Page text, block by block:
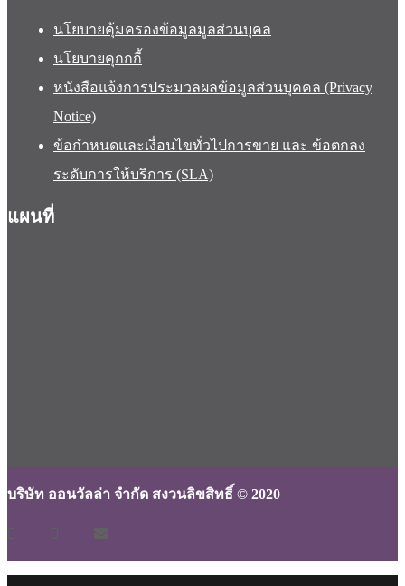
นโยบายคุ้มครองข้อมูลมูลส่วนบุคล
นโยบายคุกกกี้
หนังสือแจ้งการประมวลผลข้อมูลส่วนบุคคล (Privacy
Notice)
ข้อกำหนดและเงื่อนไขทั่วไปการขาย และ ข้อตกลง
ระดับการให้บริการ (SLA)
แผนที่
บริษัท ออนวัลล่า จำกัด สงวนลิขสิทธิ์ © 2020